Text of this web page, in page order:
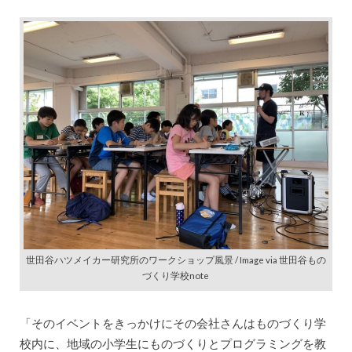
世田谷ハツメイカー研究所のワークショップ風景 / Image via 世田谷もの
づくり学校note
「そのイベントをきっかけにその会社さんはものづくり学
校内に、地域の小学生にものづくりとプログラミングを教